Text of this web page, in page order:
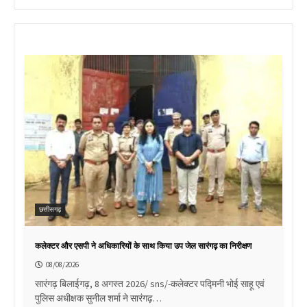
छत्तीसगढ़
कलेक्टर और एसपी ने अधिकारियों के साथ किया उप जेल सारंगढ़ का निरीक्षण
08/08/2026
सारंगढ़ बिलाईगढ़, 8 अगस्त 2026/ sns/-कलेक्टर पद्मिनी भोई साहू एवं
पुलिस अधीक्षक सुनील शर्मा ने सारंगढ़…